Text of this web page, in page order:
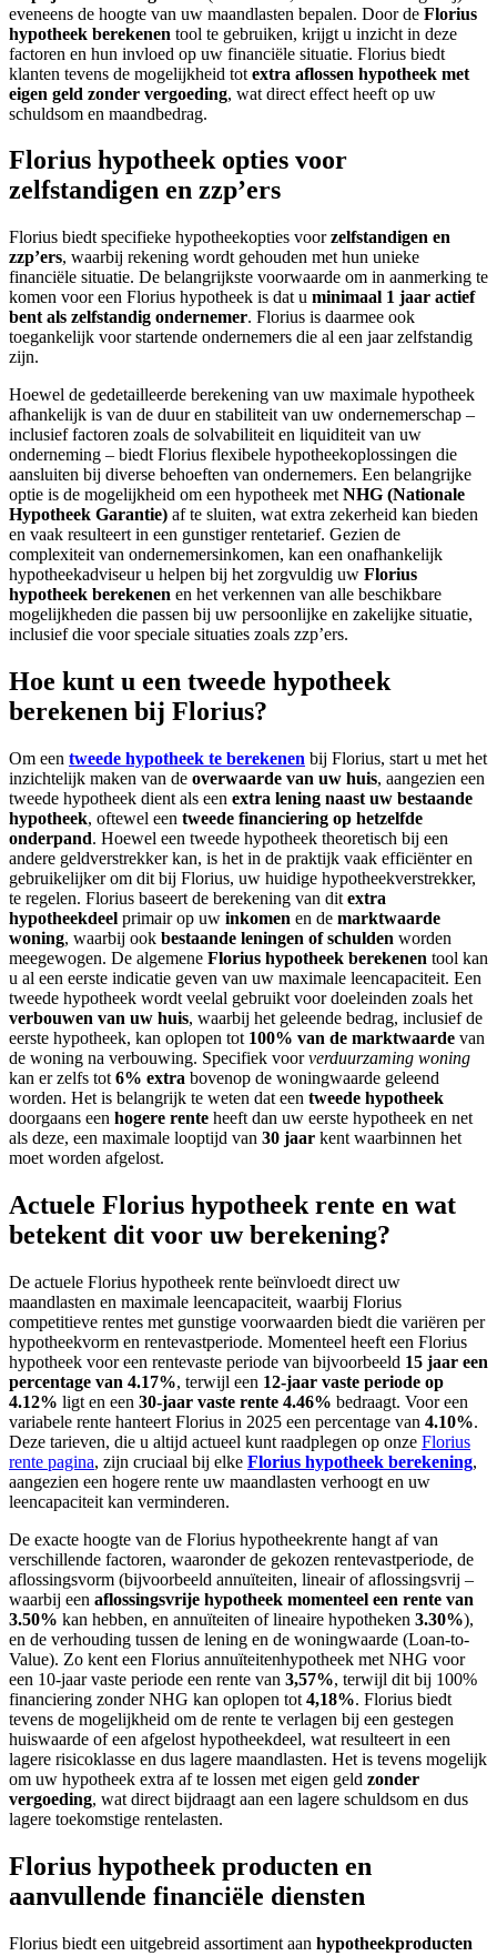
eveneens de hoogte van uw maandlasten bepalen. Door de Florius
hypotheek berekenen tool te gebruiken, krijgt u inzicht in deze
factoren en hun invloed op uw financiële situatie. Florius biedt
klanten tevens de mogelijkheid tot extra aflossen hypotheek met
eigen geld zonder vergoeding, wat direct effect heeft op uw
schuldsom en maandbedrag.
Florius hypotheek opties voor
zelfstandigen en zzp’ers
Florius biedt specifieke hypotheekopties voorzelfstandigen en
zzp’ers, waarbij rekening wordt gehouden met hun unieke
financiële situatie. De belangrijkste voorwaarde om in aanmerking te
komen voor een Florius hypotheek is dat u minimaal 1 jaar actief
bent als zelfstandig ondernemer. Florius is daarmee ook
toegankelijk voor startende ondernemers die al een jaar zelfstandig
zijn.
Hoewel de gedetailleerde berekening van uw maximale hypotheek
afhankelijk is van de duur en stabiliteit van uw ondernemerschap –
inclusief factoren zoals de solvabiliteit en liquiditeit van uw
onderneming – biedt Florius flexibele hypotheekoplossingen die
aansluiten bij diverse behoeften van ondernemers. Een belangrijke
optie is de mogelijkheid om een hypotheek met NHG (Nationale
Hypotheek Garantie) af te sluiten, wat extra zekerheid kan bieden
en vaak resulteert in een gunstiger rentetarief. Gezien de
complexiteit van ondernemersinkomen, kan een onafhankelijk
hypotheekadviseur u helpen bij het zorgvuldig uw Florius
hypotheek berekenen en het verkennen van alle beschikbare
mogelijkheden die passen bij uw persoonlijke en zakelijke situatie,
inclusief die voor speciale situaties zoals zzp’ers.
Hoe kunt u een tweede hypotheek
berekenen bij Florius?
Om een tweede hypotheek te berekenen bij Florius, start u met het
inzichtelijk maken van de overwaarde van uw huis, aangezien een
tweede hypotheek dient als een extra lening naast uw bestaande
hypotheek, oftewel een tweede financiering op hetzelfde
onderpand. Hoewel een tweede hypotheek theoretisch bij een
andere geldverstrekker kan, is het in de praktijk vaak efficiënter en
gebruikelijker om dit bij Florius, uw huidige hypotheekverstrekker,
te regelen. Florius baseert de berekening van dit extra
hypotheekdeel primair op uw inkomen en de marktwaarde
woning, waarbij ook bestaande leningen of schulden worden
meegewogen. De algemene Florius hypotheek berekenen tool kan
u al een eerste indicatie geven van uw maximale leencapaciteit. Een
tweede hypotheek wordt veelal gebruikt voor doeleinden zoals het
verbouwen van uw huis, waarbij het geleende bedrag, inclusief de
eerste hypotheek, kan oplopen tot 100% van de marktwaarde van
de woning na verbouwing. Specifiek voorverduurzaming woning
kan er zelfs tot 6% extra bovenop de woningwaarde geleend
worden. Het is belangrijk te weten dat een tweede hypotheek
doorgaans een hogere rente heeft dan uw eerste hypotheek en net
als deze, een maximale looptijd van 30 jaar kent waarbinnen het
moet worden afgelost.
Actuele Florius hypotheek rente en wat
betekent dit voor uw berekening?
De actuele Florius hypotheek rente beïnvloedt direct uw
maandlasten en maximale leencapaciteit, waarbij Florius
competitieve rentes met gunstige voorwaarden biedt die variëren per
hypotheekvorm en rentevastperiode. Momenteel heeft een Florius
hypotheek voor een rentevaste periode van bijvoorbeeld 15 jaar een
percentage van 4.17%, terwijl een 12-jaar vaste periode op
4.12% ligt en een 30-jaar vaste rente 4.46% bedraagt. Voor een
variabele rente hanteert Florius in 2025 een percentage van 4.10%.
Deze tarieven, die u altijd actueel kunt raadplegen op onze Florius
rente pagina, zijn cruciaal bij elke Florius hypotheek berekening,
aangezien een hogere rente uw maandlasten verhoogt en uw
leencapaciteit kan verminderen.
De exacte hoogte van de Florius hypotheekrente hangt af van
verschillende factoren, waaronder de gekozen rentevastperiode, de
aflossingsvorm (bijvoorbeeld annuïteiten, lineair of aflossingsvrij –
waarbij een aflossingsvrije hypotheek momenteel een rente van
3.50% kan hebben, en annuïteiten of lineaire hypotheken 3.30%),
en de verhouding tussen de lening en de woningwaarde (Loan-to-
Value). Zo kent een Florius annuïteitenhypotheek met NHG voor
een 10-jaar vaste periode een rente van 3,57%, terwijl dit bij 100%
financiering zonder NHG kan oplopen tot 4,18%. Florius biedt
tevens de mogelijkheid om de rente te verlagen bij een gestegen
huiswaarde of een afgelost hypotheekdeel, wat resulteert in een
lagere risicoklasse en dus lagere maandlasten. Het is tevens mogelijk
om uw hypotheek extra af te lossen met eigen geld zonder
vergoeding, wat direct bijdraagt aan een lagere schuldsom en dus
lagere toekomstige rentelasten.
Florius hypotheek producten en
aanvullende financiële diensten
Florius biedt een uitgebreid assortiment aan hypotheekproducten